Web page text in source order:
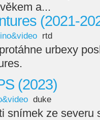
a...
(2021-
rtd
urbexy
(2023)
duke
snímek ze severu